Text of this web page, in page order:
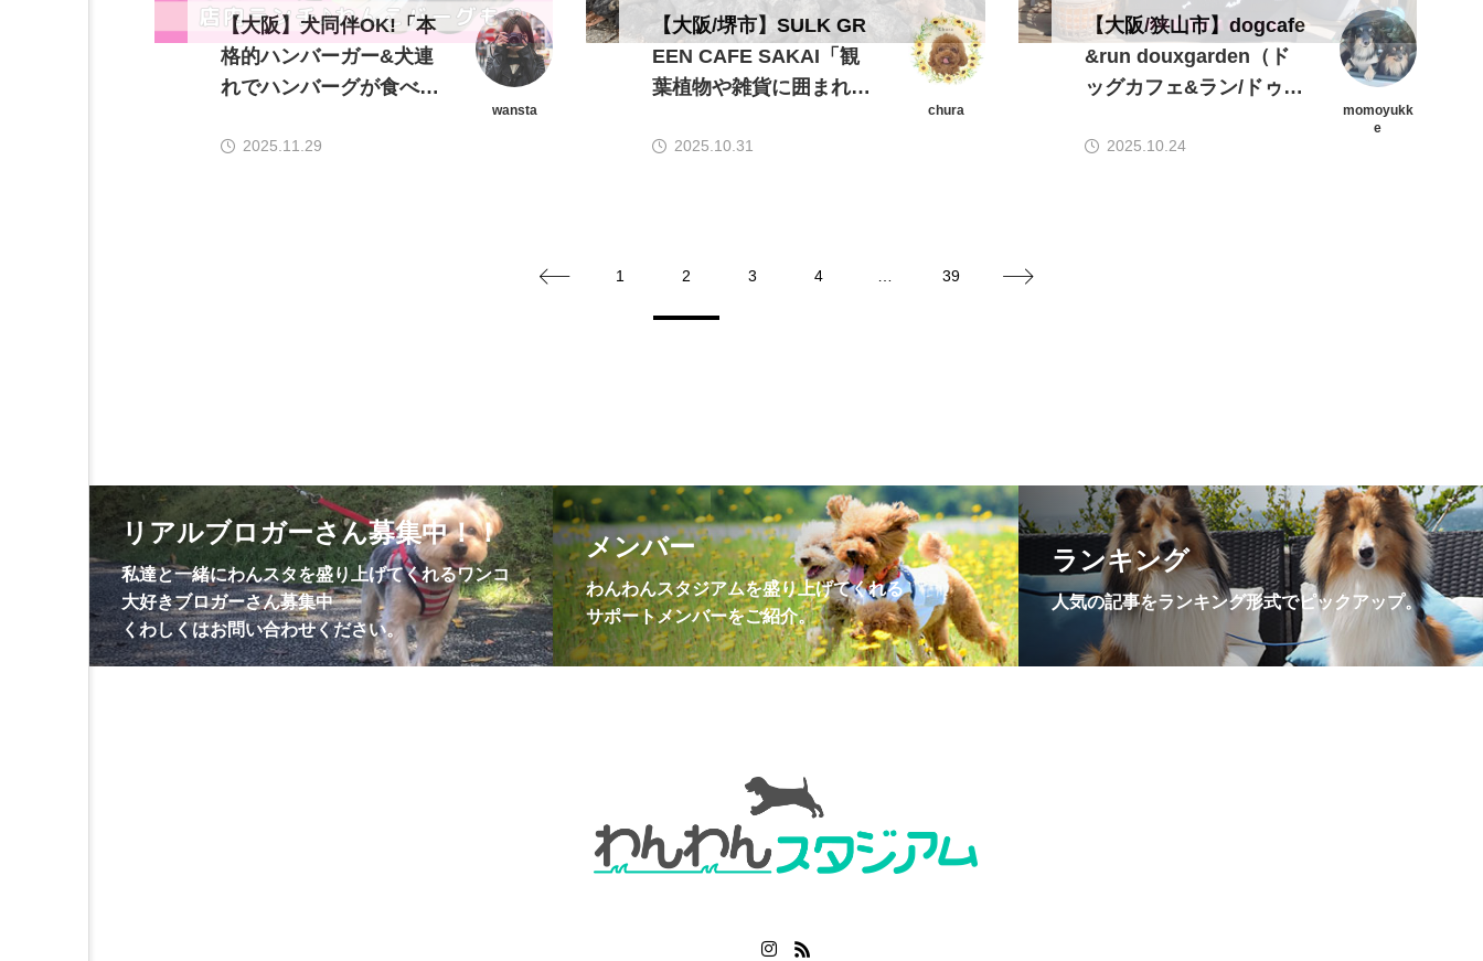
【大阪】犬同伴OK!「本
格的ハンバーガー&犬連
れでハンバーグが食べた
wansta
2025.11.29
【大阪/堺市】SULK GR
EEN CAFE SAKAI「観
葉植物や雑貨に囲まれた
chura
2025.10.31
【大阪/狭山市】dogcafe
&run douxgarden（ド
ッグカフェ&ラン/ドゥー
るラン&カフェ
momoyukk
e
2025.10.24
1 2 3 4 39
リアルブロガーさん募集中！！
私達と一緒にわんスタを盛り上げてくれるワンコ
大好きブロガーさん募集中
くわしくはお問い合わせください。
メンバー
わんわんスタジアムを盛り上げてくれる
サポートメンバーをご紹介。
ランキング
人気の記事をランキング形式でピックアップ。